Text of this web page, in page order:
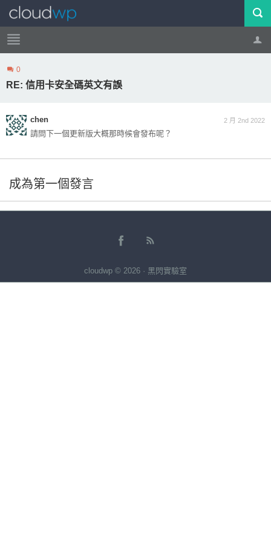
帳號
0
RE: 信用卡安全碼英文有誤
2 月 2nd 2022
chen
請問下一個更新版大概那時候會發布呢？
成為第一個發言
cloudwp © 2026 · 黑閃實驗室